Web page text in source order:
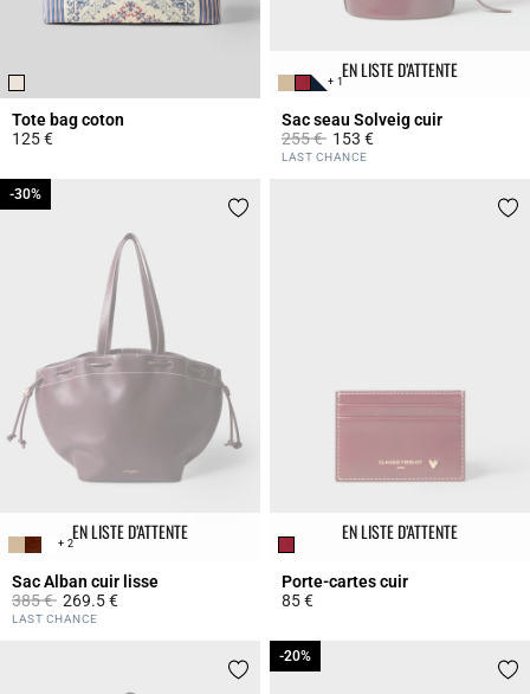
Tote bag coton
125 €
EN LISTE D’ATTENTE
+ 1
Sac seau Solveig cuir
Prix réduit à partir de
255 €à153 €
5 out of 5 Customer Rating
LAST CHANCE
EN LISTE D’ATTENTE
+ 2
Sac Alban cuir lisse
Prix réduit à partir de
385 €à
-30%
269.5 €
3,5 out of 5 Customer Rating
LAST CHANCE
-30%
EN LISTE D’ATTENTE
Porte-cartes cuir
85 €
-20%
-20%